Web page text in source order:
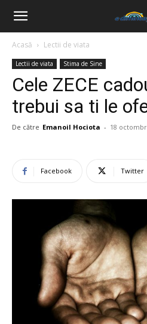
Acasă Lectii de viata
Lectii de viata Stima de Sine
Cele ZECE
trebui sa ti le
De către Emanoil Hociota - 18
Facebook Twitter